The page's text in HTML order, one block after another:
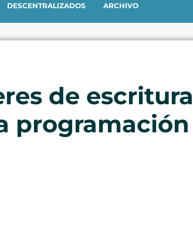
DESCENTRALIZADOS ARCHIVO
de escritura